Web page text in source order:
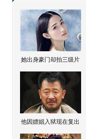
她出身豪门却拍三级片
他因嫖娼入狱现在复出